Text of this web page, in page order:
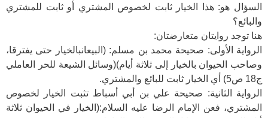
السؤال هو: هذا الخيار ثابت لخصوص المشتري أو ثابت للمشتري
والبائع؟
هنا توجد روايتان متعارضتان:
الرواية الأولى: صحيحة محمد بن مسلم: (البيعانبالخيار حتى يفترقا،
وصاحب الحيوان بالخيار إلى ثلاثة أيام)(وسائل الشيعة للحر العاملي
ج18 ص5) أي الخيار ثابت للبائع والمشتري.
الرواية الثانية: صحيحة علي بن أبي أسباط تثبت الخيار لخصوص
المشتري، فعن الإمام الرضا عليه السلام:(الخيار في الحيوان ثلاثة